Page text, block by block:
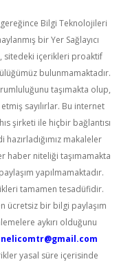
gereğince Bilgi Teknolojileri
bir Yer Sağlayıcı
sitedeki içerikleri proaktif
bulunmamaktadır.
taşımakta olup,
sayılırlar. Bu internet
şirketi ile hiçbir bağlantısı
makaleler
haber niteliği taşımamakta
yapılmamaktadır.
tamamen tesadüfidir.
ücretsiz bir bilgi paylaşım
aykırı olduğunu
yasal süre içerisinde